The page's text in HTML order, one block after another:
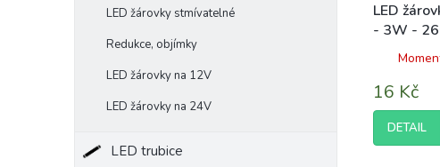
LED žárovky stmívatelné
Redukce, objímky
LED žárovky na 12V
LED žárovky na 24V
LED trubice
LED
- 3W -
neutrální
16 Kč
DETAIL